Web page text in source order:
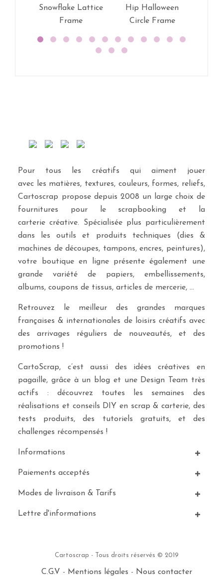
Snowflake Lattice
Frame
Hip Halloween
Circle Frame
Pour tous les créatifs qui aiment jouer
avec les matières, textures, couleurs, formes, reliefs,
Cartoscrap propose depuis 2008 un large choix de
fournitures pour le scrapbooking et la
carterie créative. Spécialisée plus particulièrement
dans les outils et produits techniques (dies &
machines de découpes, tampons, encres, peintures),
votre boutique en ligne présente également une
grande variété de papiers, embellissements,
albums, coupons de tissus, articles de mercerie, …
Retrouvez le meilleur des grandes marques
françaises & internationales de loisirs créatifs avec
des arrivages réguliers de nouveautés, et des
promotions !
CartoScrap, c’est aussi des idées créatives en
pagaille, grâce à un blog et une Design Team très
actifs : découvrez toutes les semaines des
réalisations et conseils DIY en scrap & carterie, des
tests produits, des tutoriels gratuits, et des
challenges récompensés !
Informations
Paiements acceptés
Modes de livraison & Tarifs
Lettre d'informations
Cartoscrap - Tous droits réservés © 2019
C.G.V - Mentions légales - Nous contacter